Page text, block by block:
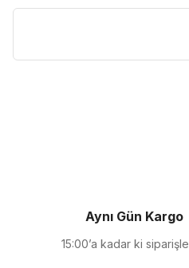
Ürün fiyatı diğer sitelerden
Bu ürüne benzer farklı
Aynı Gün Kargo
15:00’a kadar ki